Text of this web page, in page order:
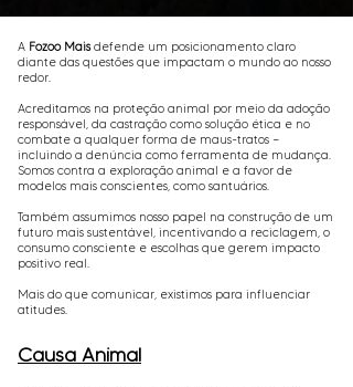
A Fozoo Maisdefende um posicionamento claro
diante das questões que impactam o mundo ao nosso
redor.
Acreditamos na proteção animal por meio da adoção
responsável, da castração como solução ética e no
combate a qualquer forma de maus-tratos —
incluindo a denúncia como ferramenta de mudança.
Somos contra a exploração animal e a favor de
modelos mais conscientes, como santuários.
Também assumimos nosso papel na construção de um
futuro mais sustentável, incentivando a reciclagem, o
consumo consciente e escolhas que gerem impacto
positivo real.
Mais do que comunicar, existimos para influenciar
atitudes.
Causa Animal